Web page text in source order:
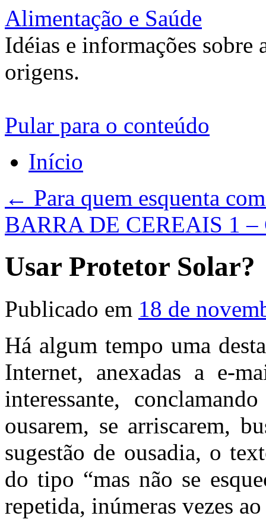
Alimentação e Saúde
Idéias e informações sobre
origens.
Pular para o conteúdo
Início
← Para quem esquenta
BARRA DE CEREAIS 1
Usar Protetor Solar?
Publicado em 18 de
Há algum tempo uma
Internet, anexadas a e-
interessante,
ousarem, se arriscarem,
sugestão de ousadia, o
do tipo “mas não se
repetida, inúmeras vezes